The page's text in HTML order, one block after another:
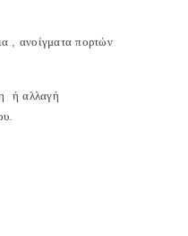
, ανοίγματα πορτών
ή αλλαγή